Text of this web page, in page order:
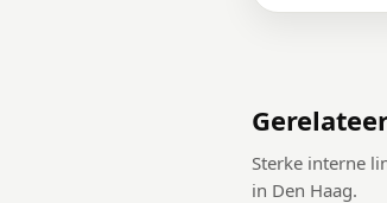
Sterke interne
in Den Haag.